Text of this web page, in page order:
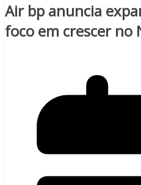
Air bp anuncia
foco em crescer no